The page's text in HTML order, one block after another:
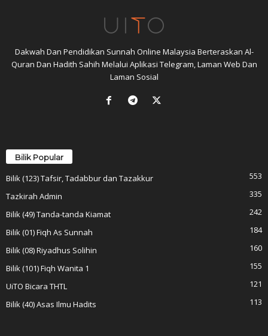
Dakwah Dan Pendidikan Sunnah Online Malaysia Berteraskan Al-
Quran Dan Hadith Sahih Melalui Aplikasi Telegram, Laman Web Dan
Laman Sosial
Bilik Popular
Bilik (123) Tafsir, Tadabbur dan Tazakkur
553
Tazkirah Admin
335
Bilik (49) Tanda-tanda Kiamat
242
Bilik (01) Fiqh As Sunnah
184
Bilik (08) Riyadhus Solihin
160
Bilik (101) Fiqh Wanita 1
155
UiTO Bicara THTL
121
Bilik (40) Asas Ilmu Hadits
113